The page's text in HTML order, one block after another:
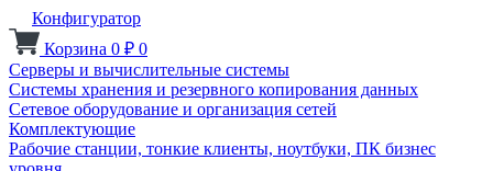
Конфигуратор
Корзина 0 ₽ 0
Серверы и вычислительные системы
Системы хранения и резервного копирования данных
Сетевое оборудование и организация сетей
Комплектующие
Рабочие станции, тонкие клиенты, ноутбуки, ПК бизнес